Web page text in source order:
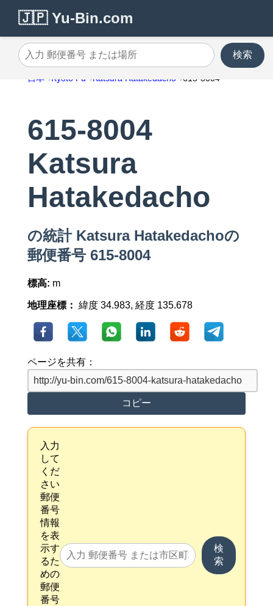
🇯🇵 Yu-Bin.com
入力 郵便番号 または場所
検索
日本 Kyoto Fu Katsura Hatakedacho 615-8004
615-8004
Katsura
Hatakedacho
の統計 Katsura Hatakedachoの
郵便番号 615-8004
標高: m
地理座標： 緯度 34.983, 経度 135.678
ページを共有：
コピー
入力
して
くだ
さい
郵便
番号
情報
を表
示す
るた
めの
郵便
番号
検
索